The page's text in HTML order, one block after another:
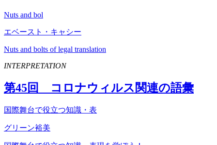
Nuts and bol
エベースト・キャシー
Nuts and bolts of legal translation
INTERPRETATION
第45回 コロナウィルス関連の語彙
国際舞台で役立つ知識・表
グリーン裕美